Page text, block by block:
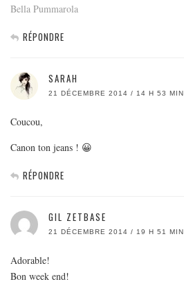
Bella Pummarola
RÉPONDRE
SARAH
21 DÉCEMBRE 2014 / 14 H 53 MIN
Coucou,
Canon ton jeans ! 😀
RÉPONDRE
GIL ZETBASE
21 DÉCEMBRE 2014 / 19 H 51 MIN
Adorable!
Bon week end!